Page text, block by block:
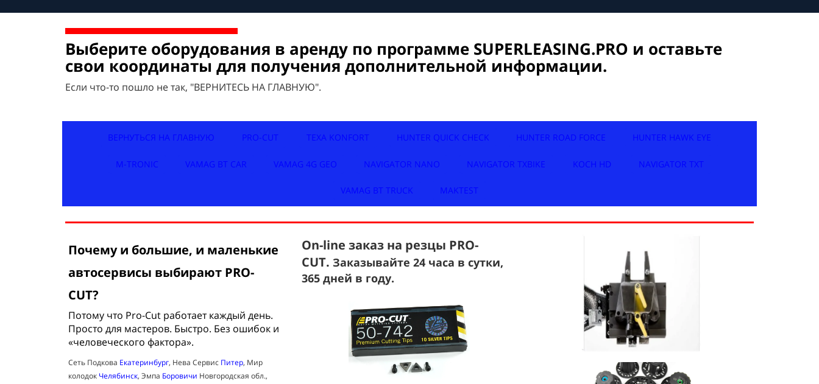
Выберите оборудования в аренду по программе SUPERLEASING.PRO и оставьте
свои координаты для получения дополнительной информации.
Если что-то пошло не так, "ВЕРНИТЕСЬ НА ГЛАВНУЮ".
ВЕРНУТЬСЯ НА ГЛАВНУЮ PRO-CUT TEXA KONFORT HUNTER QUICK CHECK HUNTER ROAD FORCE HUNTER HAWK EYE
M-TRONIC VAMAG BT CAR VAMAG 4G GEO NAVIGATOR NANO NAVIGATOR TXBIKE KOCH HD NAVIGATOR TXT
VAMAG BT TRUCK MAKTEST
Почему и большие, и маленькие
автосервисы выбирают PRO-
CUT?
Потому что Pro-Cut работает каждый день.
Просто для мастеров. Быстро. Без ошибок и
«человеческого фактора».
Сеть Подкова Екатеринбург, Нева Сервис Питер, Мир
колодок Челябинск, Эмпа Боровичи Новгородская обл.,
On-line заказ на резцы PRO-
CUT. Заказывайте 24 часа в сутки,
365 дней в году.